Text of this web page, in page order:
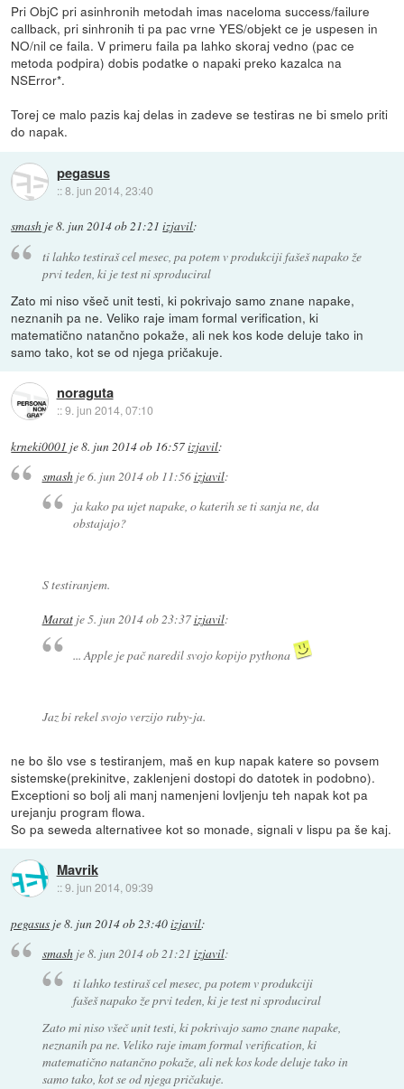
Pri ObjC pri asinhronih metodah imas naceloma success/failure
callback, pri sinhronih ti pa pac vrne YES/objekt ce je uspesen in
NO/nil ce faila. V primeru faila pa lahko skoraj vedno (pac ce
metoda podpira) dobis podatke o napaki preko kazalca na
NSError*.
Torej ce malo pazis kaj delas in zadeve se testiras ne bi smelo priti
do napak.
pegasus
::8. jun 2014, 23:40
smash je8. jun 2014 ob 21:21 izjavil:
ti lahko testiraš cel mesec, pa potem v produkciji fašeš napako že
prvi teden, ki je test ni sproduciral
Zato mi niso všeč unit testi, ki pokrivajo samo znane napake,
neznanih pa ne. Veliko raje imam formal verification, ki
matematično natančno pokaže, ali nek kos kode deluje tako in
samo tako, kot se od njega pričakuje.
noraguta
::9. jun 2014, 07:10
krneki0001 je8. jun 2014 ob 16:57izjavil:
smashje6. jun 2014 ob 11:56izjavil:
ja kako pa ujet napake, o katerih se ti sanja ne, da
obstajajo?
S testiranjem.
Maratje5. jun 2014 ob 23:37izjavil:
... Apple je pač naredil svojo kopijo pythona
Jaz bi rekel svojo verzijo ruby-ja.
ne bo šlo vse s testiranjem, maš en kup napak katere so povsem
sistemske(prekinitve, zaklenjeni dostopi do datotek in podobno).
Exceptioni so bolj ali manj namenjeni lovljenju teh napak kot pa
urejanju program flowa.
So pa seweda alternativee kot so monade, signali v lispu pa še kaj.
Mavrik
::9. jun 2014, 09:39
pegasus je8. jun 2014 ob 23:40izjavil:
smashje8. jun 2014 ob 21:21 izjavil:
ti lahko testiraš cel mesec, pa potem v produkciji
fašeš napako že prvi teden, ki je test ni sproduciral
Zato mi niso všeč unit testi, ki pokrivajo samo znane napake,
neznanih pa ne. Veliko raje imam formal verification, ki
matematično natančno pokaže, ali nek kos kode deluje tako in
samo tako, kot se od njega pričakuje.